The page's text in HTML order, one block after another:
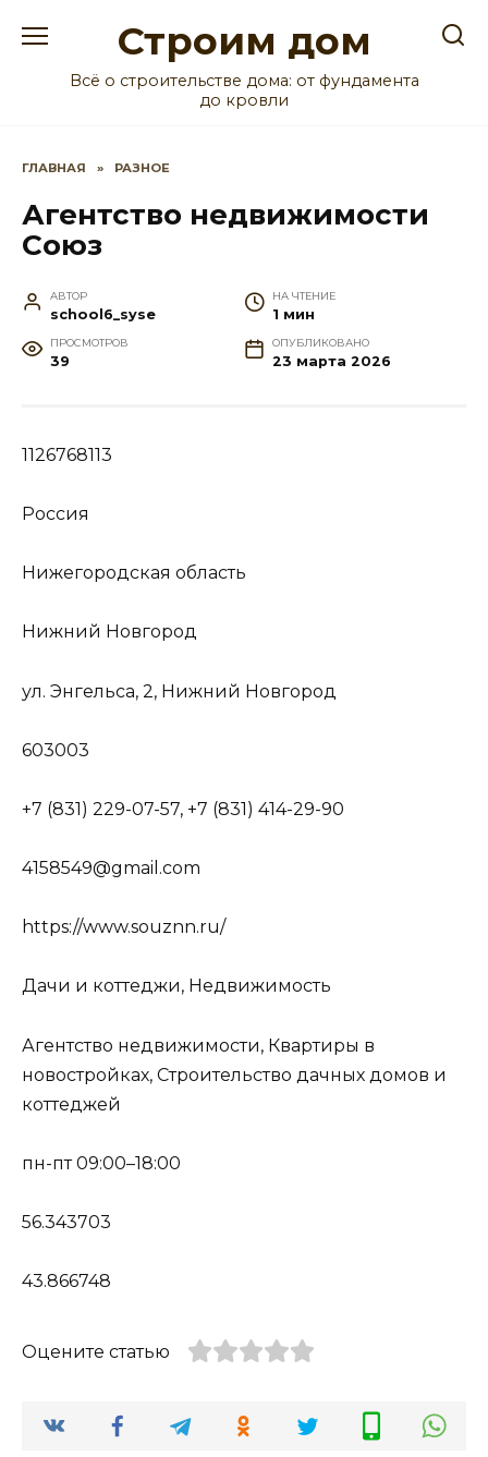
Строим дом
Всё о строительстве дома: от фундамента
до кровли
ГЛАВНАЯ » РАЗНОЕ
Агентство недвижимости
Союз
АВТОР
school6_syse
НА ЧТЕНИЕ
1 мин
ПРОСМОТРОВ
39
ОПУБЛИКОВАНО
23 марта 2026
1126768113
Россия
Нижегородская область
Нижний Новгород
ул. Энгельса, 2, Нижний Новгород
603003
+7 (831) 229-07-57, +7 (831) 414-29-90
4158549@gmail.com
https://www.souznn.ru/
Дачи и коттеджи, Недвижимость
Агентство недвижимости, Квартиры в
новостройках, Строительство дачных домов и
коттеджей
пн-пт 09:00–18:00
56.343703
43.866748
Оцените статью